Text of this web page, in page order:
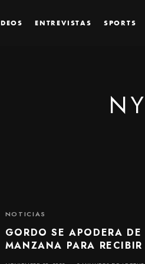
ENTREVISTAS SPORTS
NOTICIAS
GORDO SE APODERA
MANZANA PARA